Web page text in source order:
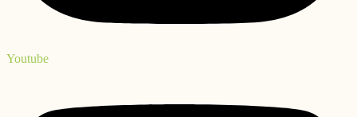
Youtube